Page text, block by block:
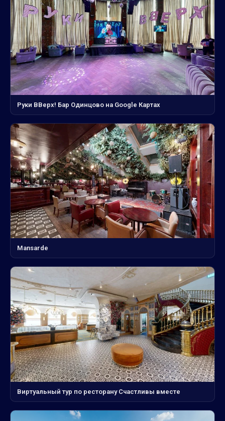
Руки ВВерх! Бар Одинцово на Google Картах
Mansarde
Виртуальный тур по ресторану Счастливы вместе